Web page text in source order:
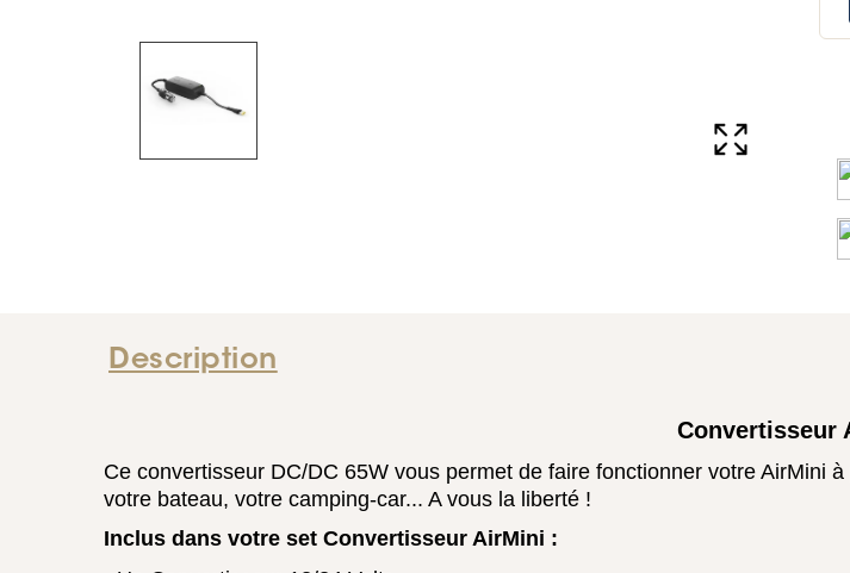
Description
Convertisseur
Ce convertisseur DC/DC 65W vous permet de faire fonctionner votre AirMini
votre bateau, votre camping-car... A vous la liberté !
Inclus dans votre set Convertisseur AirMini :